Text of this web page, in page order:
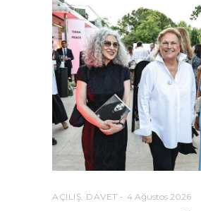
AÇILIŞ DAVET 4 Ağustos 2026